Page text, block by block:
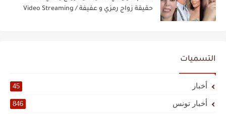
حقيقة زواج رمزي و عفيفة / Video Streaming
التسميات
أخبار 45
أخبار تونس 846